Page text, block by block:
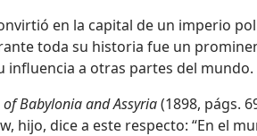
en la capital de un imperio
toda su historia fue un
influencia a otras partes del mundo.
of Babylonia and Assyria(1898, págs.
hijo, dice a este respecto: “En el